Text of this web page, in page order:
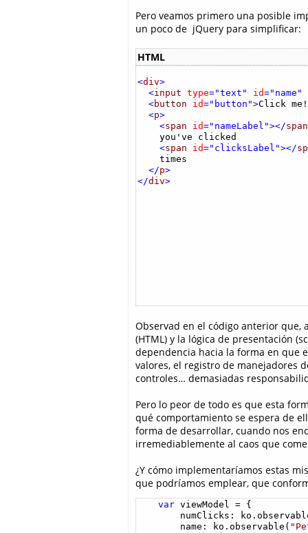
Pero veamos primero una posible
un poco de jQuery para simplificar:
HTML
<div>
<input type="text" id="name"
<button id="button">Click me!
<p>
<span id="nameLabel"></span
you've clicked
<span id="clicksLabel"></
times
</p>
</div>
Observad en el código anterior que,
(HTML) y la lógica de presentación
dependencia hacia la forma en que
valores, el registro de manejadores
controles… demasiadas
Pero lo peor de todo es que esta
qué comportamiento se espera de
forma de desarrollar, cuando nos
irremediablemente al caos que
¿Y cómo implementaríamos estas
que podríamos emplear, que
var viewModel = {
numClicks:
name: ko.observable(